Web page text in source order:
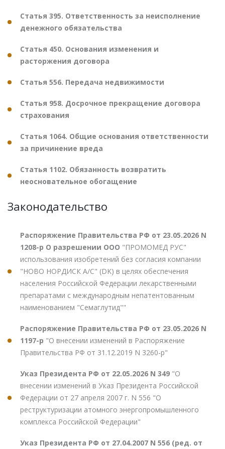
Статья 395. Ответственность за неисполнение
денежного обязательства
Статья 450. Основания изменения и
расторжения договора
Статья 556. Передача недвижимости
Статья 958. Досрочное прекращение договора
страхования
Статья 1064. Общие основания ответственности
за причинение вреда
Статья 1102. Обязанность возвратить
неосновательное обогащение
Законодательство
Распоряжение Правительства РФ от 23.05.2026 N
1208-р О разрешении ООО "ПРОМОМЕД РУС"
использования изобретений без согласия компании
"НОВО НОРДИСК А/С" (DK) в целях обеспечения
населения Российской Федерации лекарственными
препаратами с международным непатентованным
наименованием "Семаглутид""
Распоряжение Правительства РФ от 23.05.2026 N
1197-р "О внесении изменений в Распоряжение
Правительства РФ от 31.12.2019 N 3260-р"
Указ Президента РФ от 22.05.2026 N 349 "О
внесении изменений в Указ Президента Российской
Федерации от 27 апреля 2007 г. N 556 "О
реструктуризации атомного энергопромышленного
комплекса Российской Федерации"
Указ Президента РФ от 27.04.2007 N 556 (ред. от